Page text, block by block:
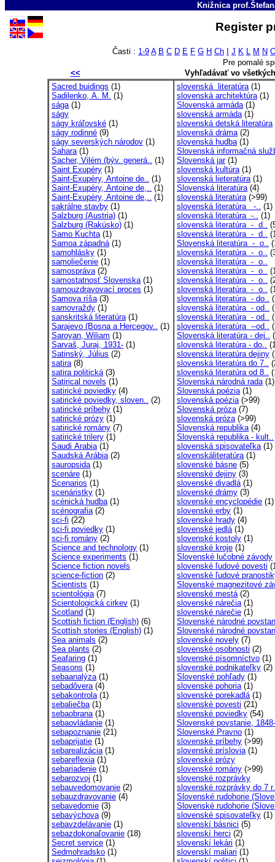
Knižnica
Register
Časti : 1-9 A B C D E F G H Ch J K L M N
Pre pomalé
<<
Vyhľadávať vo
Sacred buidings (1)
Sadilenko, A. M. (1)
sága(1)
ságy
ságy kráľovské (1)
ságy rodinné (9)
ságy severských národov (1)
Sahara(1)
Sacher, Vilém (býv. generá.. (1)
Saint Exupéry (1)
Saint-Exupéry, Antoine de.. (1)
Saint-Exupéry, Antoine de,.. (1)
Saint-Exupéry, Antoine de,.. (1)
sakrálne stavby (1)
Salzburg (Austria) (1)
Salzburg (Rakúsko) (1)
Samo Kuchta(1)
Samoa západná(1)
samohlásky (1)
samoliečenie (1)
samospráva(2)
samostatnosť Slovenska(1)
samouzdravovací proces (1)
Samova ríša(3)
samovraždy (1)
sanskritská literatúra(1)
Sarajevo (Bosna a Hercegov.. (1)
Saroyan, Wiliam (1)
Sarvaš, Juraj, 1931- (1)
Satinský, Július (2)
satira(8)
satira politická(3)
Satirical novels (1)
satirické poviedky (4)
satirické poviedky, sloven.. (2)
satirické príbehy (1)
satirické prózy (1)
satirické romány (7)
satirické trilery (1)
Saudi Arabia(1)
Saudská Arábia(2)
sauropsida(1)
scenáre (1)
Scenarios (1)
scenáristky (1)
scénická hudba(1)
scénografia(2)
sci-fi (22)
sci-fi poviedky (1)
sci-fi romány (2)
Science and technology (1)
Science experiments (1)
Science fiction novels
science-fiction (2)
Scientists (1)
scientológia(7)
Scientologická cirkev (1)
Scotland (1)
Scottish fiction (English) (6)
Scottish stories (English) (1)
Sea animals (2)
Sea plants (2)
Seafaring (1)
Seasons (1)
sebaanalýza(1)
sebadôvera(4)
sebakontrola(1)
sebaliečba(1)
sebaobrana(1)
sebaovládanie (1)
sebapoznanie (21)
sebaprijatie (1)
sebarealizácia(1)
sebareflexia(1)
sebariadenie (1)
sebarozvoj (1)
sebauvedomovanie (2)
sebauzdravovanie (4)
sebavedomie (3)
sebavýchova(9)
sebavzdelávanie (1)
sebazdokonaľovanie (18)
Secret service (1)
Sedmohradsko (1)
slovenská literatúra(1)
slovenská architektúra(1)
Slovenská armáda(1)
slovenská armáda(1)
slovenská detská literatúra
slovenská dráma(2)
slovenská hudba(1)
Slovenská informačná
Slovenská jar(1)
slovenská kultúra(1)
slovenská lieteratúra(1)
Slovenská literatúra(4)
slovenská literatúra(>99)
slovenská literatúra -.. (1)
slovenská literatúra -.. (1)
slovenská literatúra - d..
slovenská literatúra - d..
Slovenská literatúra - o..
slovenská literatúra - o..
slovenská literatúra - o..
slovenská literatúra - o..
slovenská literatúra - o..
slovenská literatúra - o..
slovenská literatúra - do..
slovenská literatúra - od..
slovenská literatúra - od..
slovenská literatúra --od..
Slovenská literatúra - dej..
slovenská literatúra - do..
slovenská literatúra dejiny
slovenská literatúra do 7..
slovenská literatúra od 8..
Slovenská národná rada(1)
Slovenská poézia(1)
slovenská poézia(>99)
Slovenská próza(7)
slovenská próza(>99)
Slovenská republika(4)
Slovenská republika - kult..
slovenská spisovateľka(1)
slovenskáliteratúra(1)
slovenské básne (5)
slovenské dejiny (3)
slovenské divadlá(1)
slovenské drámy (3)
slovenské encyclopédie (1)
slovenské erby (1)
slovenské hrady (4)
slovenské jedlá(1)
slovenské kostoly (1)
slovenské kroje (1)
Slovenské lučobné závody
slovenské ľudové povesti
slovenské ľudové
Slovenské magnezitové
slovenské mestá(2)
slovenské nárečia(1)
slovenské nárečie (1)
Slovenské národné
Slovenské národné
slovenské novely (7)
slovenské osobnosti (2)
slovenské písomníctvo (1)
slovenské podnikateľky (2)
Slovenské pohľady (1)
slovenské pohoria(1)
slovenské porekadlá(1)
slovenské povesti (21)
slovenské poviedky (54)
Slovenské povstanie,
Slovenské Pravno (1)
slovenské príbehy (>99)
slovenské príslovia(1)
slovenské prózy
slovenské romány (>99)
slovenské rozprávky
slovenské rozprávky do 7 r.
Slovenské rudohorie
Slovenské rudohorie
slovenské spisovateľky (1)
slovenskí básnici (5)
slovenskí herci (2)
slovenskí lekári (1)
slovenskí maliari (1)